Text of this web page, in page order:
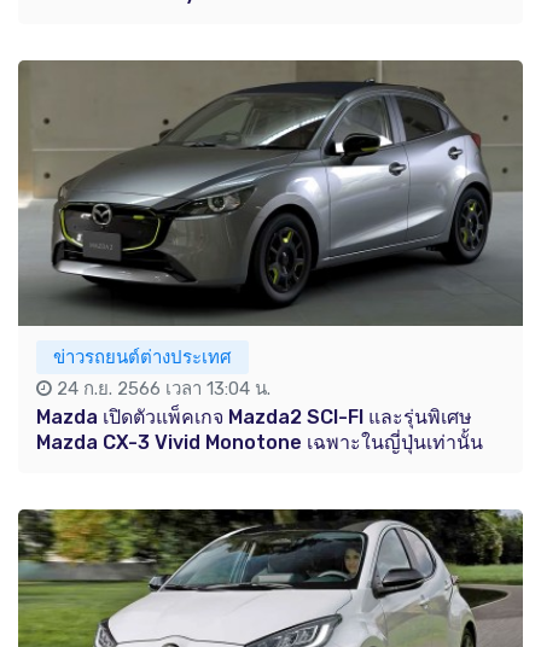
ข่าวรถยนต์ต่างประเทศ
24 ก.ย. 2566 เวลา 13:04 น.
Mazda เปิดตัวแพ็คเกจ Mazda2 SCI-FI และรุ่นพิเศษ
Mazda CX-3 Vivid Monotone เฉพาะในญี่ปุ่นเท่านั้น